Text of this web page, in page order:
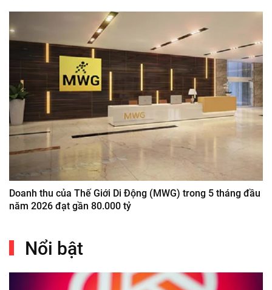
Doanh thu của Thế Giới Di Động (MWG) trong 5 tháng đầu
năm 2026 đạt gần 80.000 tỷ
Nổi bật